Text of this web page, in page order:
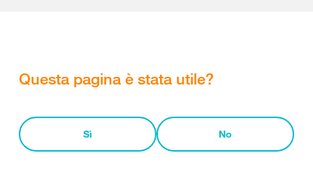
Questa pagina è stata utile?
Sì No